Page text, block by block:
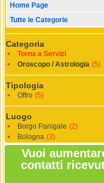
Home Page
Tutte le Categorie
Categoria
Torna a Servizi
Oroscopo / Astrologia (5)
Tipologia
Offro (5)
Luogo
Borgo Panigale (2)
Bologna (3)
Vuoi
contatti